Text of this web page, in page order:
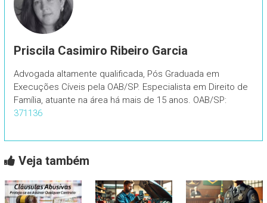
Priscila Casimiro Ribeiro Garcia
Advogada altamente qualificada, Pós Graduada em
Execuções Cíveis pela OAB/SP. Especialista em Direito de
Família, atuante na área há mais de 15 anos. OAB/SP:
371136
Veja também